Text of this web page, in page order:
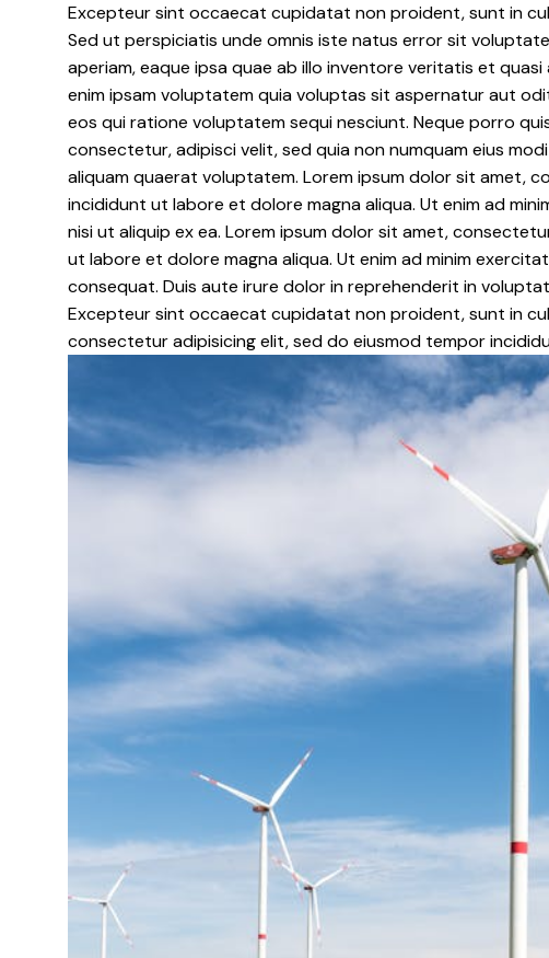
Excepteur sint occaecat cupidatat non proident, sunt in
Sed ut perspiciatis unde omnis iste natus error sit
aperiam, eaque ipsa quae ab illo inventore veritatis et
enim ipsam voluptatem quia voluptas sit aspernatur aut
eos qui ratione voluptatem sequi nesciunt. Neque porro
consectetur, adipisci velit, sed quia non numquam eius
aliquam quaerat voluptatem. Lorem ipsum dolor sit amet,
incididunt ut labore et dolore magna aliqua. Ut enim ad
nisi ut aliquip ex ea. Lorem ipsum dolor sit amet,
ut labore et dolore magna aliqua. Ut enim ad minim
consequat. Duis aute irure dolor in reprehenderit in
Excepteur sint occaecat cupidatat non proident, sunt in
consectetur adipisicing elit, sed do eiusmod tempor